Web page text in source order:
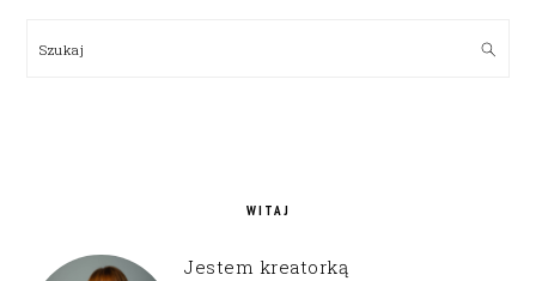
Szukaj
WITAJ
Jestem kreatorką